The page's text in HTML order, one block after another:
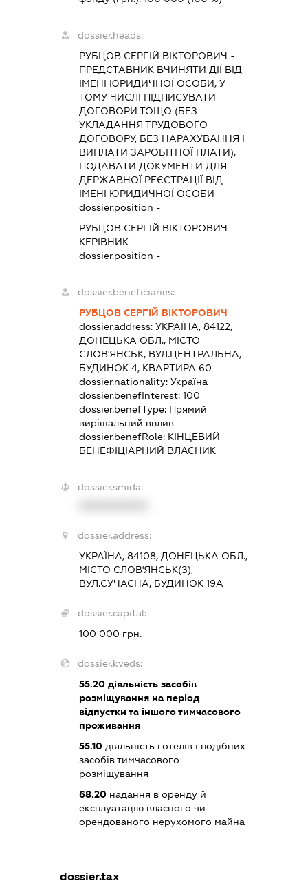
dossier.heads:
РУБЦОВ СЕРГІЙ ВІКТОРОВИЧ -
ПРЕДСТАВНИК ВЧИНЯТИ ДІЇ ВІД
ІМЕНІ ЮРИДИЧНОЇ ОСОБИ, У
ТОМУ ЧИСЛІ ПІДПИСУВАТИ
ДОГОВОРИ ТОЩО (БЕЗ
УКЛАДАННЯ ТРУДОВОГО
ДОГОВОРУ, БЕЗ НАРАХУВАННЯ І
ВИПЛАТИ ЗАРОБІТНОЇ ПЛАТИ),
ПОДАВАТИ ДОКУМЕНТИ ДЛЯ
ДЕРЖАВНОЇ РЕЄСТРАЦІЇ ВІД
ІМЕНІ ЮРИДИЧНОЇ ОСОБИ
dossier.position -
РУБЦОВ СЕРГІЙ ВІКТОРОВИЧ -
КЕРІВНИК
dossier.position -
dossier.beneficiaries:
РУБЦОВ СЕРГІЙ ВІКТОРОВИЧ
dossier.address:УКРАЇНА, 84122,
ДОНЕЦЬКА ОБЛ., МІСТО
СЛОВ'ЯНСЬК, ВУЛ.ЦЕНТРАЛЬНА,
БУДИНОК 4, КВАРТИРА 60
dossier.nationality:Україна
dossier.benefInterest:100
dossier.benefType: Прямий
вирішальний вплив
dossier.benefRole: КІНЦЕВИЙ
БЕНЕФІЦІАРНИЙ ВЛАСНИК
dossier.smida:
dossier.address:
УКРАЇНА, 84108, ДОНЕЦЬКА ОБЛ.,
МІСТО СЛОВ'ЯНСЬК(З),
ВУЛ.СУЧАСНА, БУДИНОК 19А
dossier.capital:
100 000 грн.
dossier.kveds:
55.20 діяльність засобів
розміщування на період
відпустки та іншого тимчасового
проживання
55.10 діяльність готелів і подібних
засобів тимчасового
розміщування
68.20 надання в оренду й
експлуатацію власного чи
орендованого нерухомого майна
dossier.tax